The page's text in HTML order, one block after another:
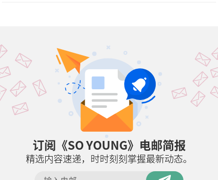
订阅《SO YOUNG》电邮简报
精选内容速递，时时刻刻掌握最新动态。